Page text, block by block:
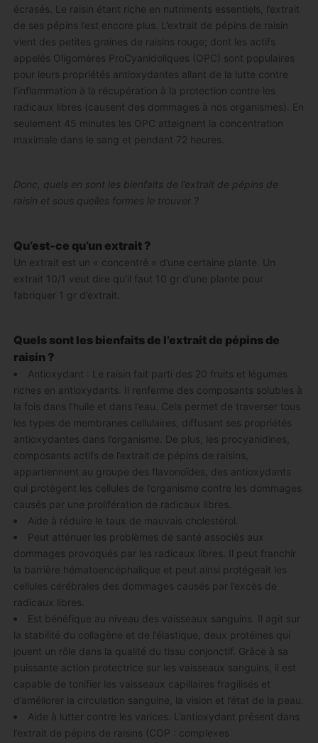
écrasés. Le raisin étant riche en nutriments essentiels, l’extrait
de ses pépins l’est encore plus. L’extrait de pépins de raisin
vient des petites graines de raisins rouge; dont les actifs
appelés Oligomères ProCyanidoliques (OPC) sont populaires
pour leurs propriétés antioxydantes allant de la lutte contre
l’inflammation à la récupération à la protection contre les
radicaux libres (causent des dommages à nos organismes). En
seulement 45 minutes les OPC atteignent la concentration
maximale dans le sang et pendant 72 heures.
Donc, quels en sont les bienfaits de l’extrait de pépins de
raisin et sous quelles formes le trouver ?
Qu’est-ce qu’un extrait ?
Un extrait est un « concentré » d’une certaine plante. Un
extrait 10/1 veut dire qu’il faut 10 gr d’une plante pour
fabriquer 1 gr d’extrait.
Quels sont les bienfaits de l’extrait de pépins de
raisin ?
Antioxydant : Le raisin fait parti des 20 fruits et légumes
riches en antioxydants. Il renferme des composants solubles à
la fois dans l’huile et dans l’eau. Cela permet de traverser tous
les types de membranes cellulaires, diffusant ses propriétés
antioxydantes dans l’organisme. De plus, les procyanidines,
composants actifs de l’extrait de pépins de raisins,
appartiennent au groupe des flavonoïdes, des antioxydants
qui protègent les cellules de l’organisme contre les dommages
causés par une prolifération de radicaux libres.
Aide à réduire le taux de mauvais cholestérol.
Peut atténuer les problèmes de santé associés aux
dommages provoqués par les radicaux libres. Il peut franchir
la barrière hématoencéphalique et peut ainsi protégeait les
cellules cérébrales des dommages causés par l’excès de
radicaux libres.
Est bénéfique au niveau des vaisseaux sanguins. Il agit sur
la stabilité du collagène et de l’élastique, deux protéines qui
jouent un rôle dans la qualité du tissu conjonctif. Grâce à sa
puissante action protectrice sur les vaisseaux sanguins, il est
capable de tonifier les vaisseaux capillaires fragilisés et
d’améliorer la circulation sanguine, la vision et l’état de la peau.
Aide à lutter contre les varices. L’antioxydant présent dans
l’extrait de pépins de raisins (COP : complexes